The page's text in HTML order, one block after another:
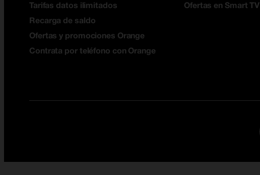
Tarifas datos ilimitados
Recarga de saldo
Ofertas y promociones Orange
Contrata por teléfono con Orange
Ofertas en Smart TV